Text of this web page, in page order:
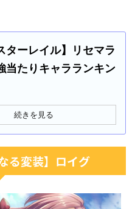
ターレイル】リセマラ
当たりキャラランキン
続きを見る
る変装】ロイグ